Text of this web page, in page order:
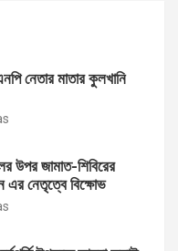
নেতার মাতার কুলখানি
উপর জামাত-শিবিরের
এর নেতৃত্বে বিক্ষোভ